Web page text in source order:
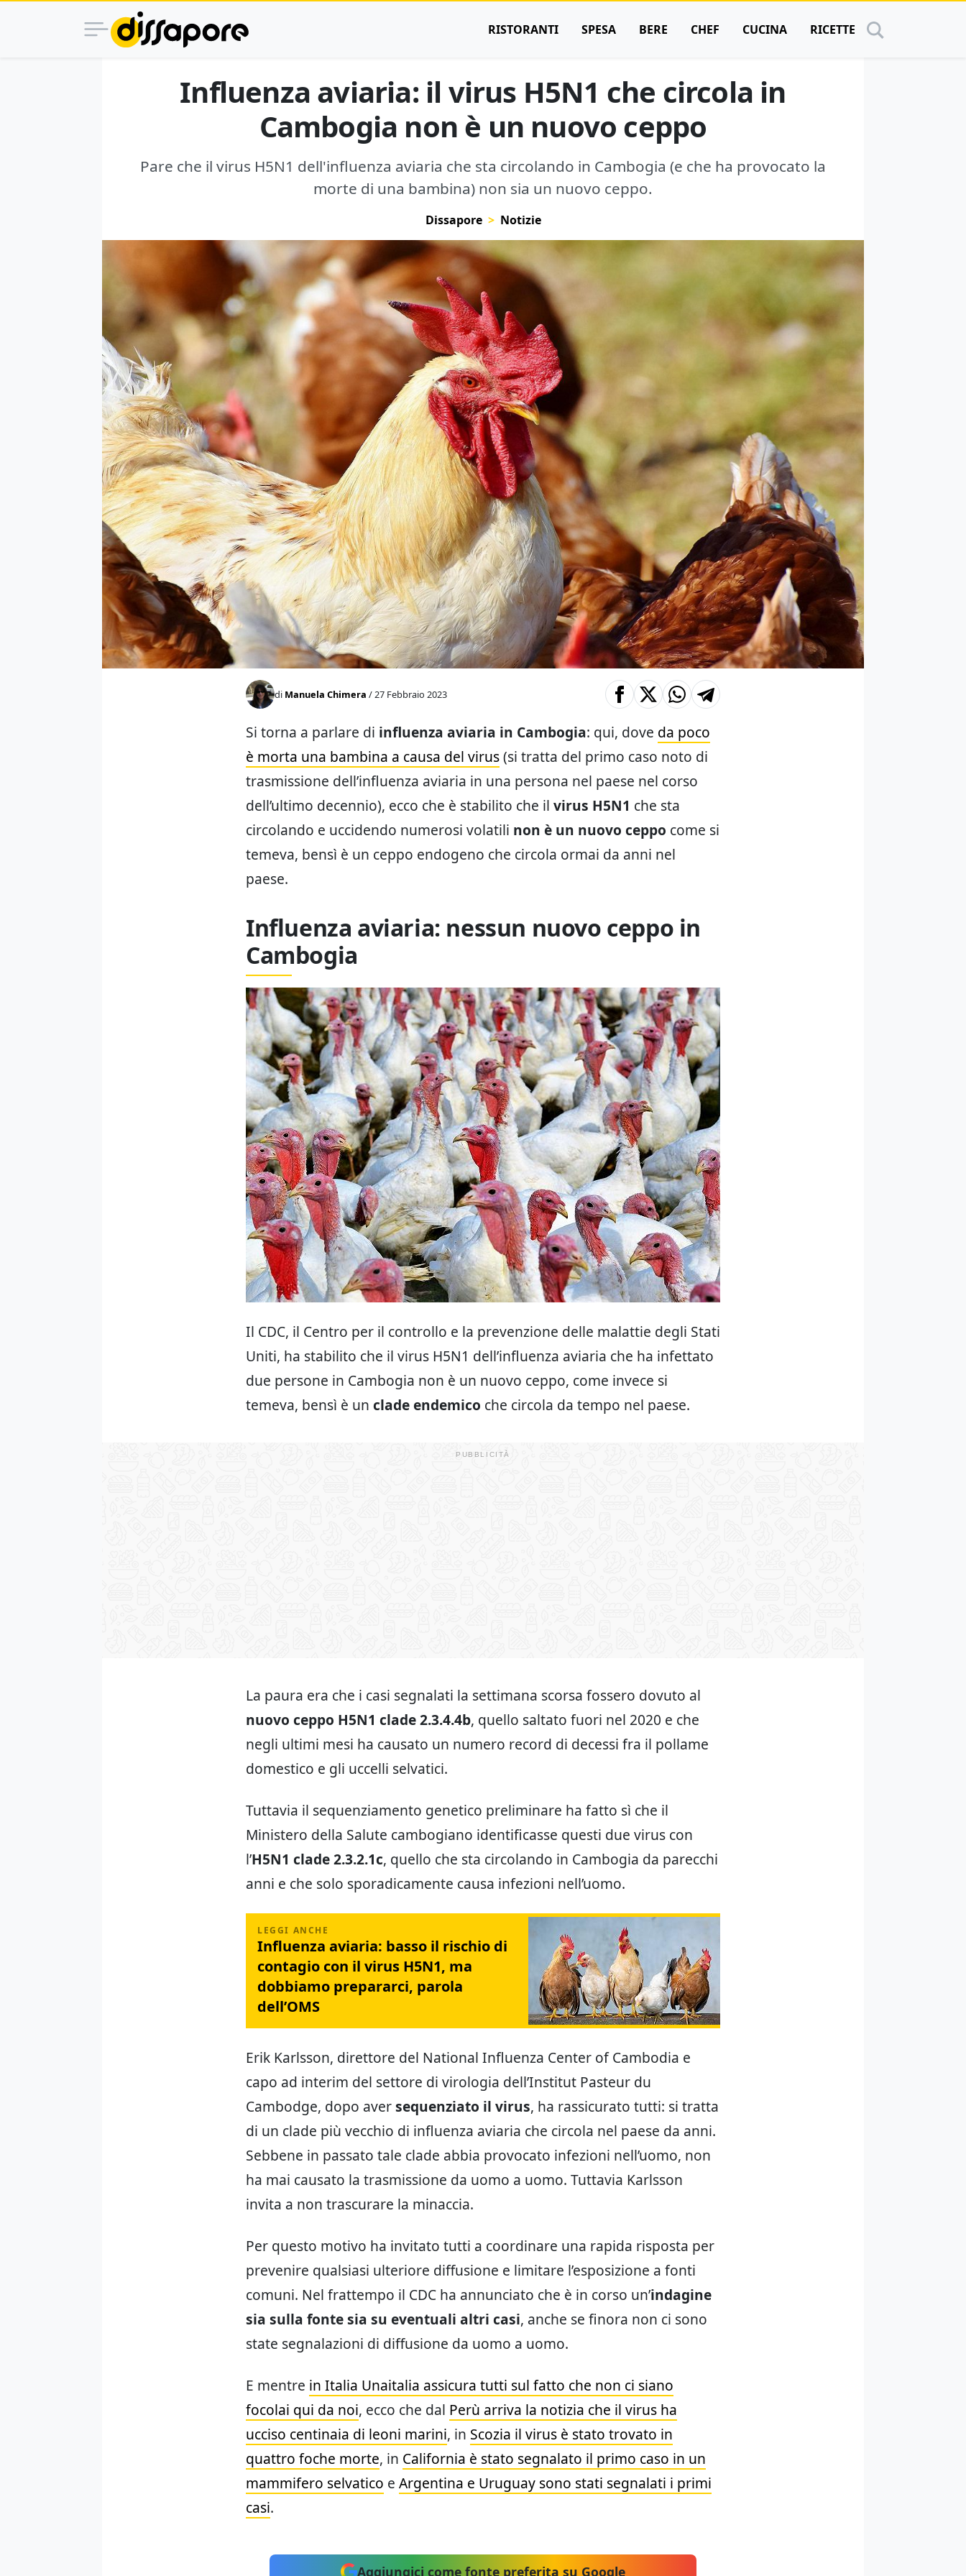
RISTORANTI SPESA BERE CHEF CUCINA RICETTE
Influenza aviaria: il virus H5N1 che circola in
Cambogia non è un nuovo ceppo
Pare che il virus H5N1 dell'influenza aviaria che sta circolando in Cambogia (e che ha provocato la
morte di una bambina) non sia un nuovo ceppo.
Dissapore Notizie
di Manuela Chimera / 27 Febbraio 2023
Si torna a parlare di influenza aviaria in Cambogia: qui, dove da poco
è morta una bambina a causa del virus(si tratta del primo caso noto di
trasmissione dell’influenza aviaria in una persona nel paese nel corso
dell’ultimo decennio), ecco che è stabilito che il virus H5N1 che sta
circolando e uccidendo numerosi volatili non è un nuovo ceppo come si
temeva, bensì è un ceppo endogeno che circola ormai da anni nel
paese.
Influenza aviaria: nessun nuovo ceppo in
Cambogia
Il CDC, il Centro per il controllo e la prevenzione delle malattie degli Stati
Uniti, ha stabilito che il virus H5N1 dell’influenza aviaria che ha infettato
due persone in Cambogia non è un nuovo ceppo, come invece si
temeva, bensì è un clade endemico che circola da tempo nel paese.
La paura era che i casi segnalati la settimana scorsa fossero dovuto al
nuovo ceppo H5N1 clade 2.3.4.4b, quello saltato fuori nel 2020 e che
negli ultimi mesi ha causato un numero record di decessi fra il pollame
domestico e gli uccelli selvatici.
Tuttavia il sequenziamento genetico preliminare ha fatto sì che il
Ministero della Salute cambogiano identificasse questi due virus con
l’H5N1 clade 2.3.2.1c, quello che sta circolando in Cambogia da parecchi
anni e che solo sporadicamente causa infezioni nell’uomo.
Influenza aviaria: basso il rischio di
contagio con il virus H5N1, ma
dobbiamo prepararci, parola
dell’OMS
Erik Karlsson, direttore del National Influenza Center of Cambodia e
capo ad interim del settore di virologia dell’Institut Pasteur du
Cambodge, dopo aversequenziato il virus, ha rassicurato tutti: si tratta
di un clade più vecchio di influenza aviaria che circola nel paese da anni.
Sebbene in passato tale clade abbia provocato infezioni nell’uomo, non
ha mai causato la trasmissione da uomo a uomo. Tuttavia Karlsson
invita a non trascurare la minaccia.
Per questo motivo ha invitato tutti a coordinare una rapida risposta per
prevenire qualsiasi ulteriore diffusione e limitare l’esposizione a fonti
comuni. Nel frattempo il CDC ha annunciato che è in corso un’indagine
sia sulla fonte sia su eventuali altri casi, anche se finora non ci sono
state segnalazioni di diffusione da uomo a uomo.
E mentre in Italia Unaitalia assicura tutti sul fatto che non ci siano
focolai qui da noi, ecco che dal Perù arriva la notizia che il virus ha
ucciso centinaia di leoni marini, in Scozia il virus è stato trovato in
quattro foche morte, in California è stato segnalato il primo caso in un
mammifero selvatico e Argentina e Uruguay sono stati segnalati i primi
casi.
Aggiungici come fonte preferita su Google